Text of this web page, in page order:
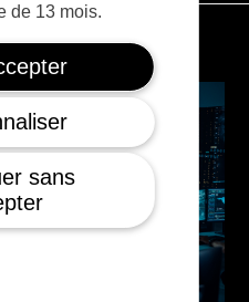
de 13 mois.
sans